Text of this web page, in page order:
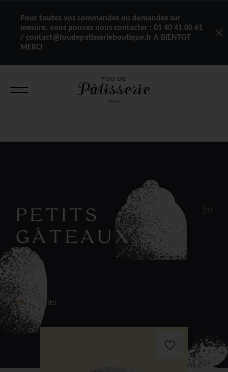
Pour toutes vos commandes ou demandes sur
mesure, vous pouvez nous contacter : 01 40 41 00 61
/ contact@foudepatisserieboutique.fr A BIENTOT
MERCI
PETITS
GÂTEAUX
29
29Produits